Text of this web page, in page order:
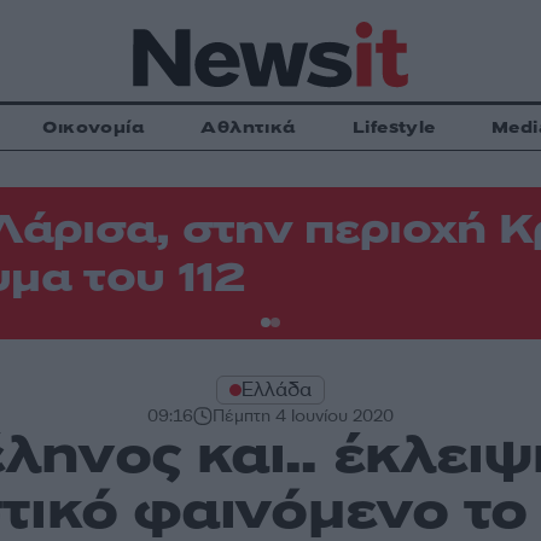
Οικονομία Αθλητικά Lifestyle
στην περιοχή
του 112
Ελλάδα
09:16 Πέμπτη 4 Ιουνίου 2020
και..
φαινόμενο